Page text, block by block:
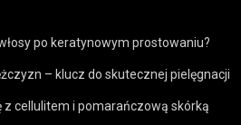
po keratynowym prostowaniu?
– klucz do skutecznej pielęgnacji
z cellulitem i pomarańczową skórką